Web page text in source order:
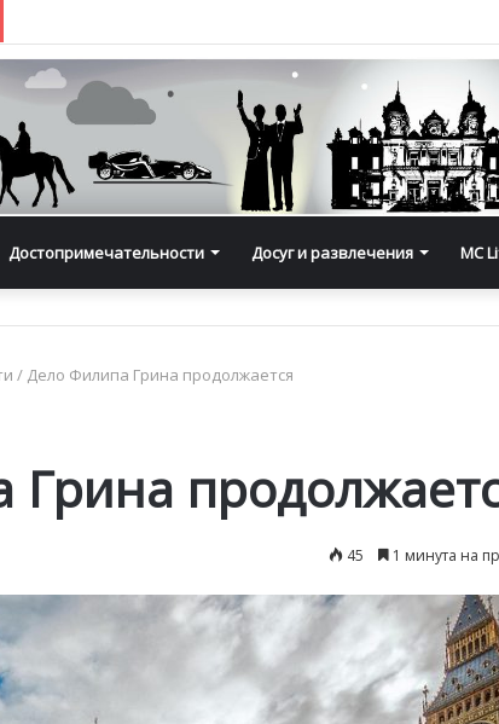
Достопримечательности Досуг и развлечения MC
/ Дело Филипа Грина продолжается
45 1 минута на